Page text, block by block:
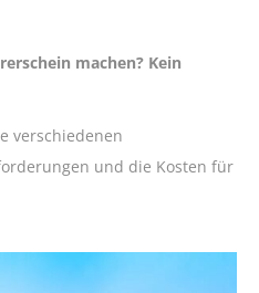
machen? Kein
verschiedenen
und die Kosten für